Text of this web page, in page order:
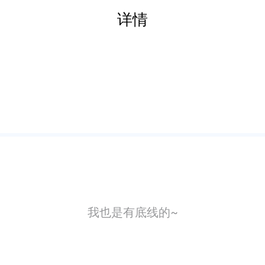
详情
我也是有底线的~